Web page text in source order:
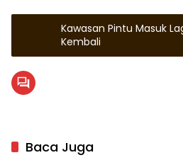
Kawasan Pintu Masuk
Kembali
Baca Juga